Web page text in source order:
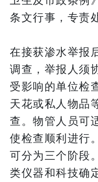
条文行事，专责
在接获渗水举报
调查，举报人须
受影响的单位检
天花或私人物品
查。物管人员可
使检查顺利进行
可分为三个阶段
类仪器和科技确